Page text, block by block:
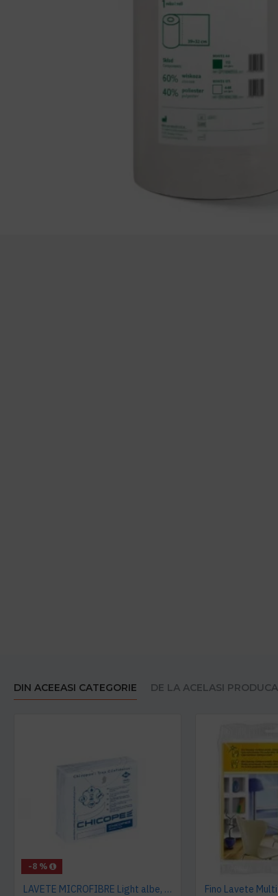
DIN ACEEASI CATEGORIE DE LA ACELASI
-8 %
LAVETE MICROFIBRE Light albe, 1 SET (40 BUC/ SET), Herzkraft Fino Lavete